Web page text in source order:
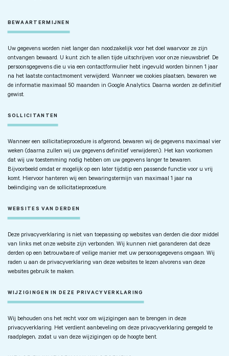
BEWAARTERMIJNEN
Uw gegevens worden niet langer dan noodzakelijk voor het doel waarvoor ze zijn
ontvangen bewaard. U kunt zich te allen tijde uitschrijven voor onze nieuwsbrief. De
persoonsgegevens die u via een contactformulier hebt ingevuld worden binnen 1 jaar
na het laatste contactmoment verwijderd. Wanneer we cookies plaatsen, bewaren we
de informatie maximaal 50 maanden in Google Analytics. Daarna worden ze definitief
gewist.
SOLLICITANTEN
Wanneer een sollicitatieprocedure is afgerond, bewaren wij de gegevens maximaal vier
weken (daarna zullen wij uw gegevens definitief verwijderen). Het kan voorkomen
dat wij uw toestemming nodig hebben om uw gegevens langer te bewaren.
Bijvoorbeeld omdat er mogelijk op een later tijdstip een passende functie voor u vrij
komt. Hiervoor hanteren wij een bewaringstermijn van maximaal 1 jaar na
beëindiging van de sollicitatieprocedure.
WEBSITES VAN DERDEN
Deze privacyverklaring is niet van toepassing op websites van derden die door middel
van links met onze website zijn verbonden. Wij kunnen niet garanderen dat deze
derden op een betrouwbare of veilige manier met uw persoonsgegevens omgaan. Wij
raden u aan de privacyverklaring van deze websites te lezen alvorens van deze
websites gebruik te maken.
WIJZIGINGEN IN DEZE PRIVACYVERKLARING
Wij behouden ons het recht voor om wijzigingen aan te brengen in deze
privacyverklaring. Het verdient aanbeveling om deze privacyverklaring geregeld te
raadplegen, zodat u van deze wijzigingen op de hoogte bent.